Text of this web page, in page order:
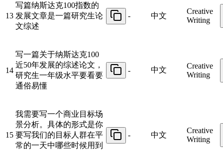
13
写篇纳斯达克100指数的
发展文章是一篇研究生论
文综述
- 中文
Creative
Writing
14
写一篇关于纳斯达克100
近50年发展的综述论文，
研究生一年级水平要看要
通俗易懂
- 中文
Creative
Writing
15
我需要写一个商业目标场
景分析。具体的形式是你
要写我们的目标人群在平
常的一天中哪些时候用到
- 中文
Creative
Writing